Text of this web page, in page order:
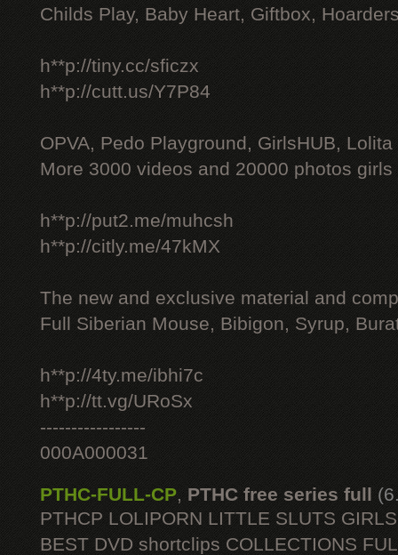
Childs Play, Baby Heart, Giftbox,
h**p://tiny.cc/sficzx
h**p://cutt.us/Y7P84
OPVA, Pedo Playground, GirlsHUB, Lolita
More 3000 videos and 20000 photos
h**p://put2.me/muhcsh
h**p://citly.me/47kMX
The new and exclusive material and
Full Siberian Mouse, Bibigon, Syrup,
h**p://4ty.me/ibhi7c
h**p://tt.vg/URoSx
-----------------
000A000031
PTHC-FULL-CP, PTHC free series full
PTHCP LOLIPORN LITTLE SLUTS
BEST DVD shortclips COLLECTIONS